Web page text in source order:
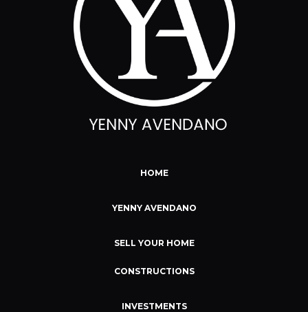
HOME
YENNY AVENDANO
SELL YOUR HOME
CONSTRUCTIONS
INVESTMENTS